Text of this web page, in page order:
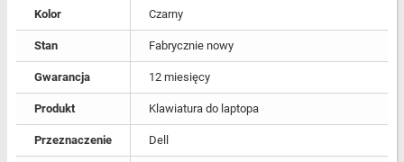
Kolor Czarny
Stan Fabrycznie nowy
Gwarancja 12 miesięcy
Produkt Klawiatura do laptopa
Przeznaczenie Dell